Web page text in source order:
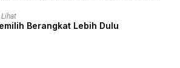
Berangkat Lebih Dulu